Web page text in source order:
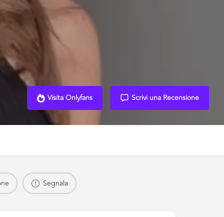
Visita Onlyfans Scrivi una Recensione
Segnala